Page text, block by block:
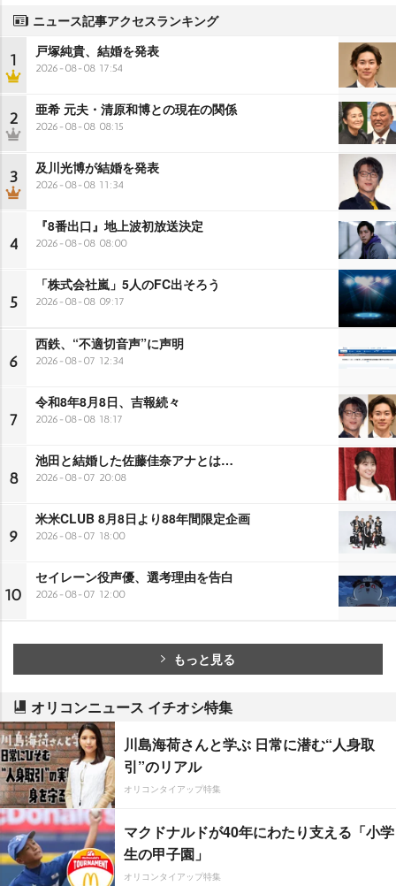
ニュース記事アクセスランキング
1 戸塚純貴、結婚を発表
2026-08-08 17:54
2 亜希 元夫・清原和博との現在の関係
2026-08-08 08:15
3 及川光博が結婚を発表
2026-08-08 11:34
4
『8番出口』地上波初放送決定
2026-08-08 08:00
5
「株式会社嵐」5人のFC出そろう
2026-08-08 09:17
6
西鉄、“不適切音声”に声明
2026-08-07 12:34
7
令和8年8月8日、吉報続々
2026-08-08 18:17
8
池田と結婚した佐藤佳奈アナとは…
2026-08-07 20:08
9
米米CLUB 8月8日より88年間限定企画
2026-08-07 18:00
10
セイレーン役声優、選考理由を告白
2026-08-07 12:00
もっと見る
オリコンニュース イチオシ特集
川島海荷さんと学ぶ 日常に潜む“人身取
引”のリアル
オリコンタイアップ特集
マクドナルドが40年にわたり支える「小学
生の甲子園」
オリコンタイアップ特集